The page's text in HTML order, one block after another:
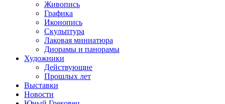
Живопись
Графика
Иконопись
Скульптура
Лаковая миниатюра
Диорамы и панорамы
Художники
Действующие
Прошлых лет
Выставки
Новости